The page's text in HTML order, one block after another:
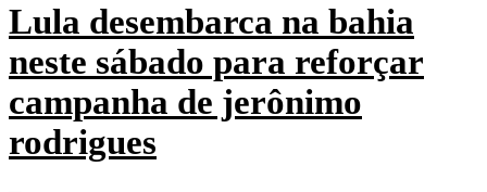
Lula desembarca na bahia
neste sábado para reforçar
campanha de jerônimo
rodrigues